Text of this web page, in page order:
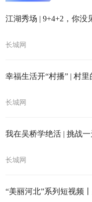
江湖秀场 | 9+4+2，你没
长城网
幸福生活开“村播” | 村
长城网
我在吴桥学绝活 | 挑战
长城网
“美丽河北”系列短视